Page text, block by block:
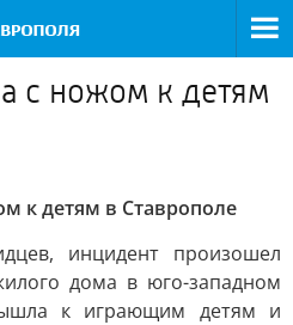
с ножом к детям
к детям в Ставрополе
инцидент произошел
дома в юго-западном
к играющим детям и